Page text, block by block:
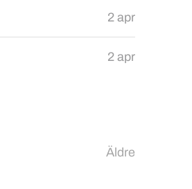
2 apr
2 apr
Äldre